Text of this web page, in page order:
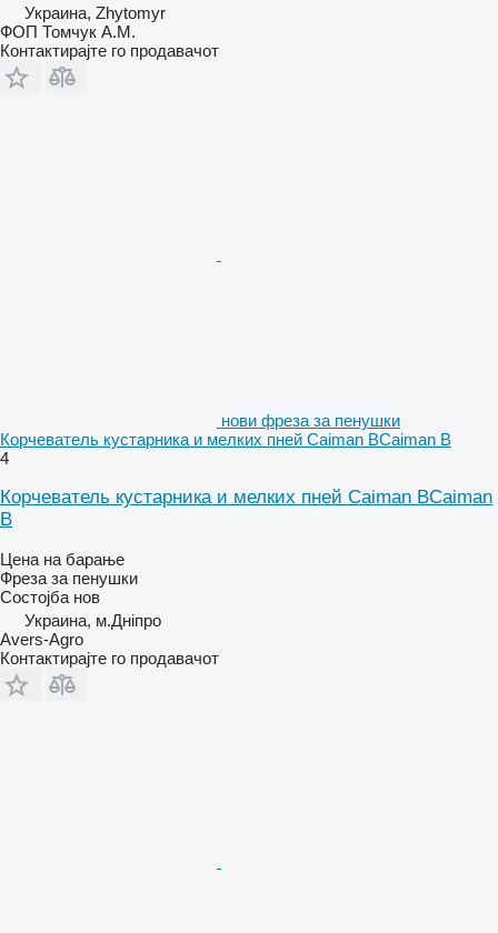
Украина, Zhytomyr
ФОП Томчук А.М.
Контактирајте го продавачот
нови фреза за пенушки
Корчеватель кустарника и мелких пней Caiman BCaiman B
4
Корчеватель кустарника и мелких пней Caiman BCaiman
B
Цена на барање
Фреза за пенушки
Состојба нов
Украина, м.Дніпро
Avers-Agro
Контактирајте го продавачот